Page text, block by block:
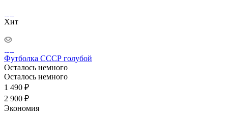
Хит
Футболка СССР голубой
Осталось немного
Осталось немного
1 490 ₽
2 900 ₽
Экономия